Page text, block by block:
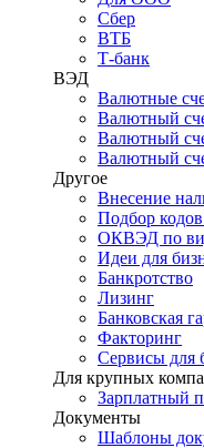
Сбер
ВТБ
Т-банк
ВЭД
Валютные
Валютный
Валютный
Валютный
Другое
Внесение
Подбор
ОКВЭД по
Идеи для
Банкротство
Лизинг
Банковская
Факторинг
Сервисы для
Для крупных
Зарплатный
Документы
Шаблоны